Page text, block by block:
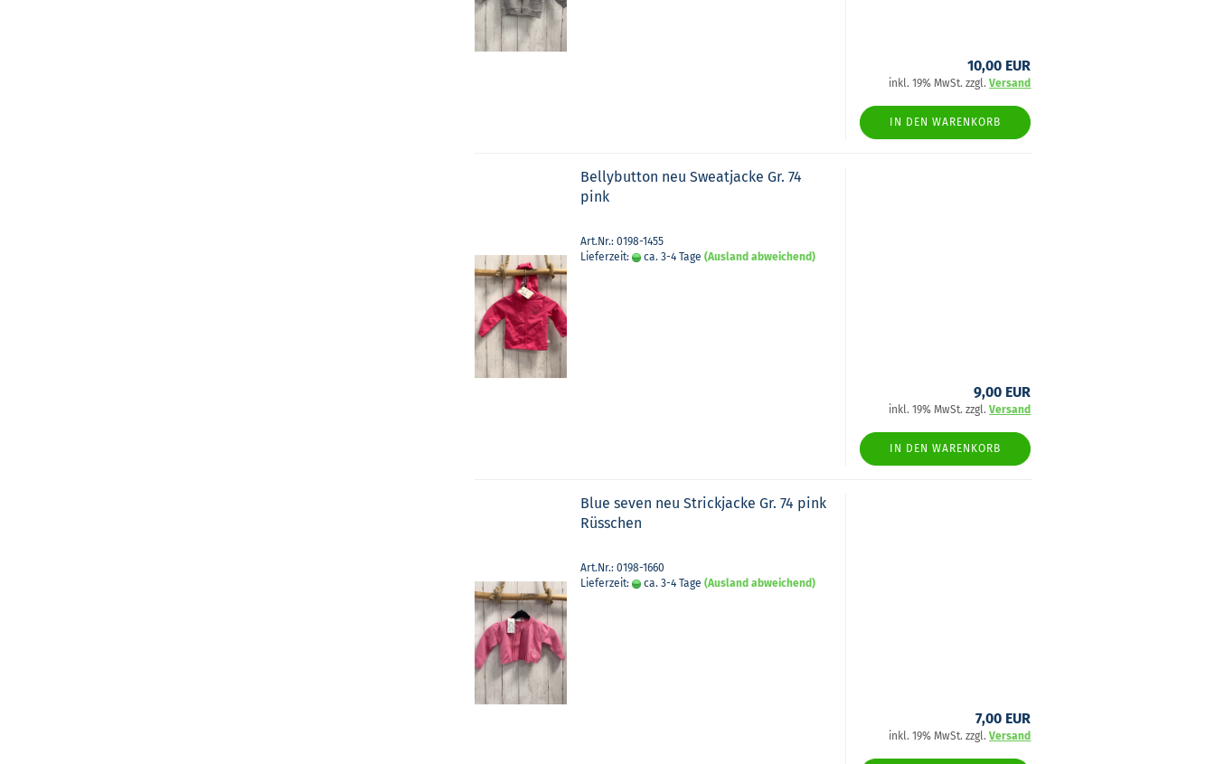
10,00 EUR
inkl. 19% MwSt. zzgl.Versand
IN DEN WARENKORB
Bel­ly­but­ton neu Sweat­ja­cke Gr. 74
pink
Art.Nr.: 0198-1455
Lieferzeit:
ca. 3-4 Tage (Ausland abweichend)
9,00 EUR
inkl. 19% MwSt. zzgl.Versand
IN DEN WARENKORB
Blue seven neu Strick­ja­cke Gr. 74 pink
Rüss­chen
Art.Nr.: 0198-1660
Lieferzeit:
ca. 3-4 Tage (Ausland abweichend)
7,00 EUR
inkl. 19% MwSt. zzgl.Versand